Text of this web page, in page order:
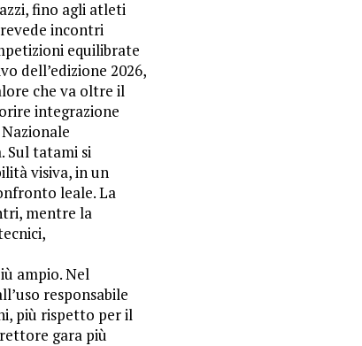
fino agli atleti
incontri
equilibrate
dell’edizione 2026,
che va oltre il
integrazione
Sul tatami si
visiva, in un
leale. La
mentre la
ampio. Nel
responsabile
più rispetto per il
gara più